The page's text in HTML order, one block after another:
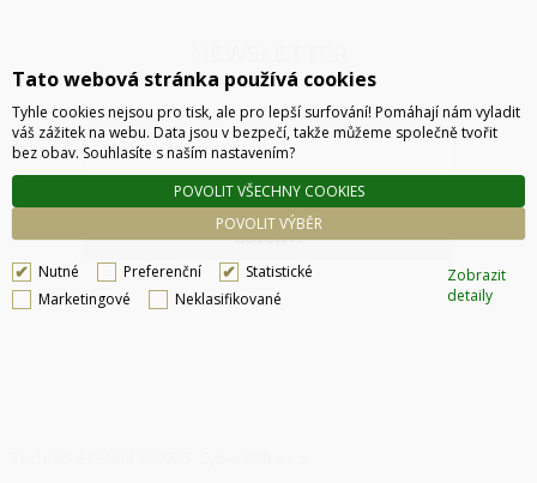
ODESLAT
Tato webová stránka používá cookies
Tyhle cookies nejsou pro tisk, ale pro lepší surfování! Pomáhají nám vyladit
váš zážitek na webu. Data jsou v bezpečí, takže můžeme společně tvořit
bez obav. Souhlasíte s naším nastavením?
POVOLIT VÝBĚR
POVOLIT VŠECHNY COOKIES
Nutné Preferenční
Statistické
Marketingové
Neklasifikované
Zobrazit
detaily